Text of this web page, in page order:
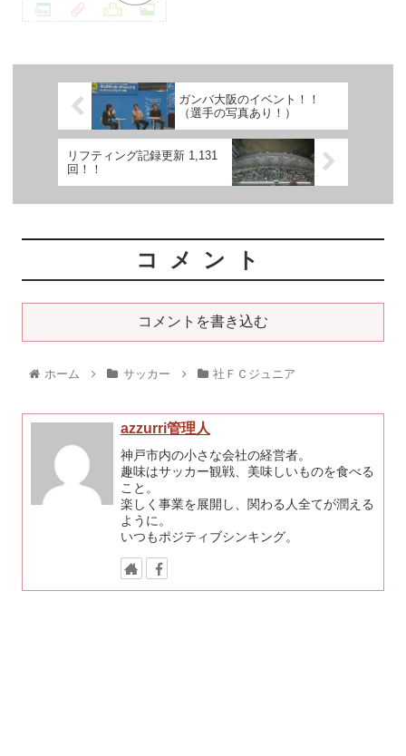
ガンバ大阪のイベント！！
（選手の写真あり！）
リフティング記録更新 1,131
回！！
コメント
コメントを書き込む
ホーム サッカー 社ＦＣジュニア
azzurri管理人
神戸市内の小さな会社の経営者。
趣味はサッカー観戦、美味しいものを食べる
こと。
楽しく事業を展開し、関わる人全てが潤える
ように。
いつもポジティブシンキング。